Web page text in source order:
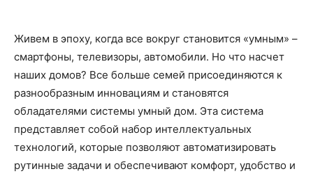
Живем в эпоху, когда все вокруг становится «умным» –
смартфоны, телевизоры, автомобили. Но что насчет
наших домов? Все больше семей присоединяются к
разнообразным инновациям и становятся
обладателями системы умный дом. Эта система
представляет собой набор интеллектуальных
технологий, которые позволяют автоматизировать
рутинные задачи и обеспечивают комфорт, удобство и